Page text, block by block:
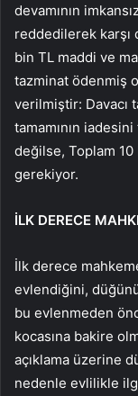
devamının
reddedilerek karşı
bin TL maddi ve
tazminat ödenmiş
verilmiştir: Davacı
tamamının
değilse, Toplam 10
gerekiyor.
İLK DERECE
İlk derece
evlendiğini,
bu evlenmeden
kocasına bakire
açıklama üzerine
nedenle evlilikle